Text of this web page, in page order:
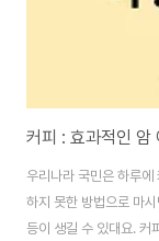
커피 : 효과적인 암
우리나라 국민은 하루에
하지 못한 방법으로 마
등이 생길 수 있대요. 커